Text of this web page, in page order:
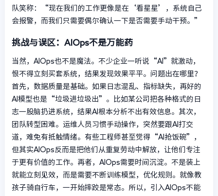
队笑称：“现在我们的工作更像是在‘看星星’，系统自己
会报警，而我们只需要偶尔确认一下是否需要手动干预。”
挑战与误区：AIOps不是万能药
当然，AIOps也不是魔法。不少企业一听说“AI”就激动，
恨不得立刻买套系统，结果发现效果平平。问题出在哪里？
首先，数据质量是基础。如果日志混乱、指标缺失，再好的
AI模型也是“垃圾进垃圾出”。比如某公司把各种格式的日
志一股脑扔进系统，结果AI根本分析不出有效信息。其次，
团队转型困难。运维人员习惯手动操作，突然要跟AI打交
道，难免有抵触情绪。有些工程师甚至觉得“AI抢饭碗”，
但其实AIOps反而是把他们从重复劳动中解放，让他们专注
于更有价值的工作。再者，AIOps需要时间沉淀。不是装上
就能立刻见效，而是需要不断训练模型，优化规则。就像教
孩子骑自行车，一开始摔跤是常态。所以，引入AIOps不能